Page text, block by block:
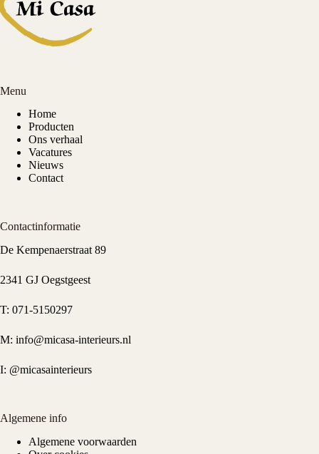
Menu
Home
Producten
Ons verhaal
Vacatures
Nieuws
Contact
Contactinformatie
De Kempenaerstraat 89
2341 GJ Oegstgeest
T: 071-5150297
M: info@micasa-interieurs.nl
I: @micasainterieurs
Algemene info
Algemene voorwaarden